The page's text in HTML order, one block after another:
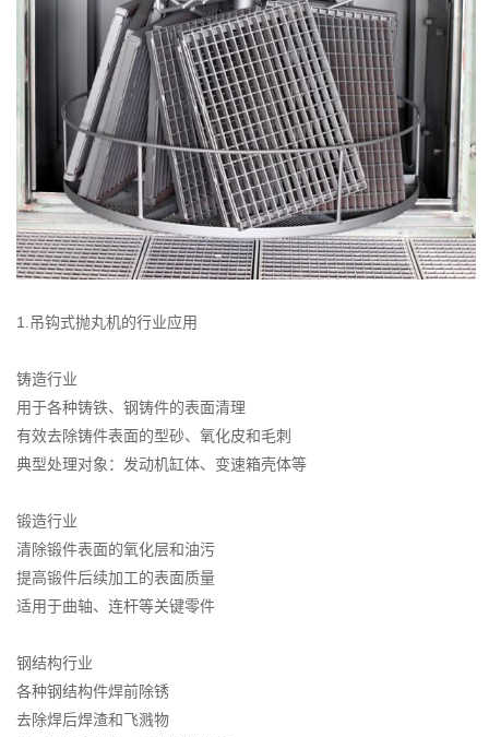
1.吊钩式抛丸机的行业应用
铸造行业
用于各种铸铁、钢铸件的表面清理
有效去除铸件表面的型砂、氧化皮和毛刺
典型处理对象：发动机缸体、变速箱壳体等
锻造行业
清除锻件表面的氧化层和油污
提高锻件后续加工的表面质量
适用于曲轴、连杆等关键零件
钢结构行业
各种钢结构件焊前除锈
去除焊后焊渣和飞溅物